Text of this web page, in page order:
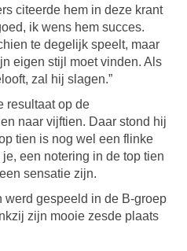
citeerde hem in deze krant
ik wens hem succes.
te degelijk speelt, maar
eigen stijl moet vinden. Als
zal hij slagen.”
resultaat op de
naar vijftien. Daar stond hij
tien is nog wel een flinke
een notering in de top tien
sensatie zijn.
werd gespeeld in de B-groep
zijn mooie zesde plaats